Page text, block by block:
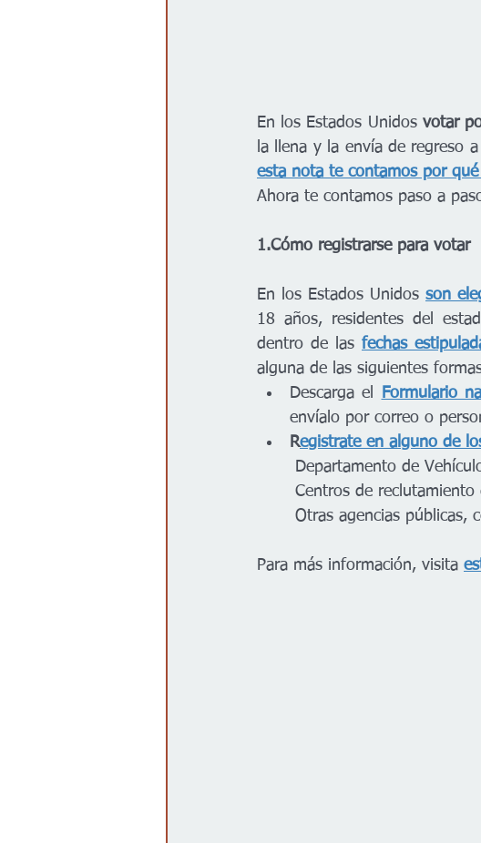
En los Estados Unidos votar
la llena y la envía de regreso
esta nota te contamos por
Ahora te contamos paso a
1.Cómo registrarse para votar
En los Estados Unidos son
18 años, residentes del
dentro de las fechas
alguna de las siguientes
Descarga el
Formulario
envíalo por correo o
Registrate en alguno de
Departamento de
Centros de reclutamiento
Otras agencias públicas,
Para más información, visita